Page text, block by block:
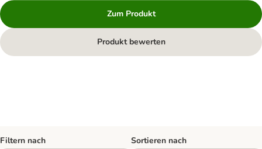
Zum Produkt
Produkt bewerten
Filtern nach Sortieren nach